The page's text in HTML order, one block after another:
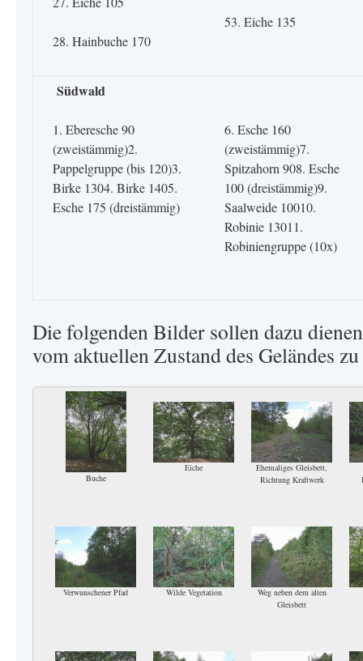
28. Hainbuche 170
53. Eiche 135
Südwald
1. Eberesche 90
(zweistämmig)2.
Pappelgruppe (bis 120)3.
Birke 1304. Birke 1405.
Esche 175 (dreistämmig)
6. Esche 160
(zweistämmig)7.
Spitzahorn 908. Esche
100 (dreistämmig)9.
Saalweide 10010.
Robinie 13011.
Robiniengruppe (10x)
Die folgenden Bilder sollen dazu
vom aktuellen Zustand des Geländes
Buche
Eiche
Ehemaliges Gleisbett,
Richtung Kraftwerk
Verwunschener Pfad Wilde Vegetation
Weg neben dem alten
Gleisbett